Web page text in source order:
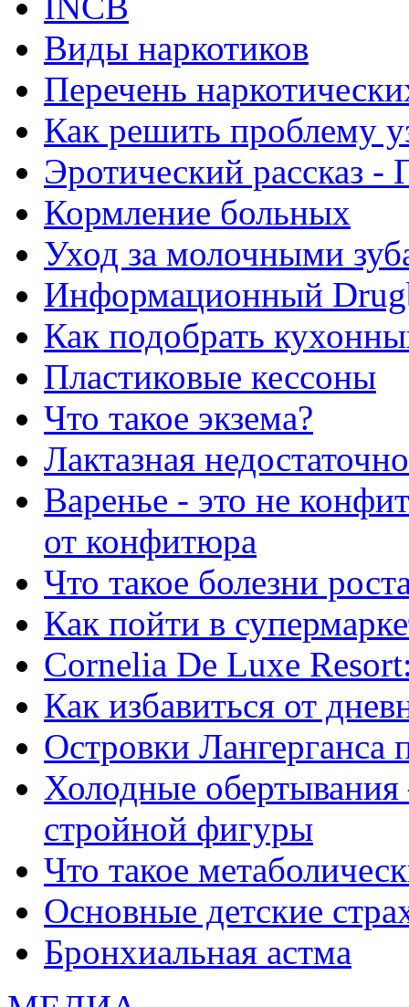
Виды наркотиков
Перечень
Как решить проблему
Эротический рассказ -
Кормление больных
Уход за молочными
Информационный
Как подобрать
Пластиковые кессоны
Что такое экзема?
Лактазная
Варенье - это не
от конфитюра
Что такое болезни
Как пойти в
Сornelia De Luxe
Как избавиться от
Островки
Холодные обертывания
стройной фигуры
Что такое
Основные детские
Бронхиальная астма